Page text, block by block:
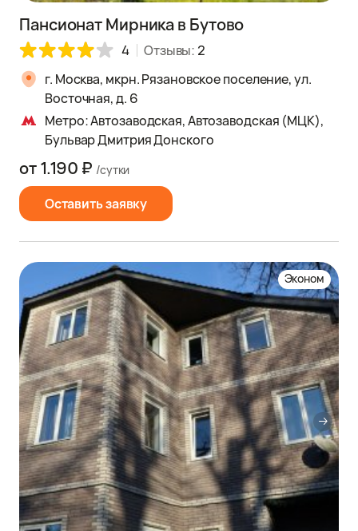
Пансионат Мирника в Бутово
4 Отзывы: 2
г. Москва, мкрн. Рязановское поселение, ул.
Восточная, д. 6
Метро: Автозаводская, Автозаводская (МЦК),
Бульвар Дмитрия Донского
Оставить заявку
от 1.190 ₽ /сутки
Эконом